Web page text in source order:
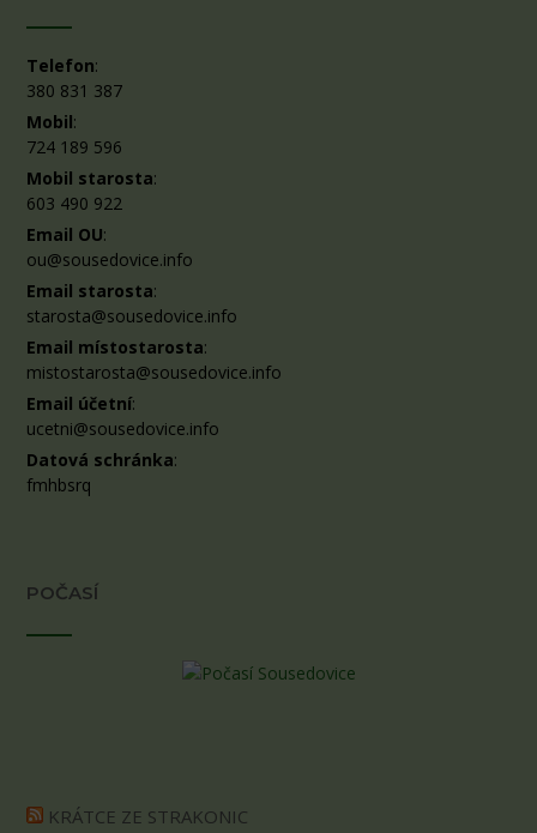
Telefon:
380 831 387
Mobil:
724 189 596
Mobil starosta:
603 490 922
Email OU:
ou@sousedovice.info
Email starosta:
starosta@sousedovice.info
Email místostarosta:
mistostarosta@sousedovice.info
Email účetní:
ucetni@sousedovice.info
Datová schránka:
fmhbsrq
POČASÍ
KRÁTCE ZE STRAKONIC